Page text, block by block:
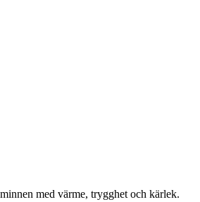
med värme, trygghet och kärlek.